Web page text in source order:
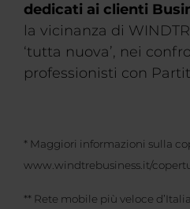
dedicati ai clienti
la vicinanza di
‘tutta nuova’, nei
professionisti con
* Maggiori informazioni sulla
www.windtrebusiness.it/
** Rete mobile più veloce